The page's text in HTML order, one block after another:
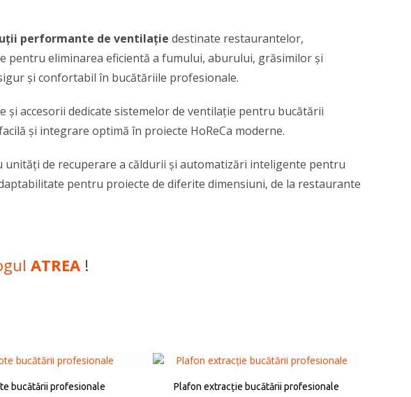
performante de ventilație destinate restaurantelor,
eliminarea eficientă a fumului, aburului, grăsimilor și
și confortabil în bucătăriile profesionale.
accesorii dedicate sistemelor de ventilație pentru bucătării
și integrare optimă în proiecte HoReCa moderne.
de recuperare a căldurii și automatizări inteligente pentru
pentru proiecte de diferite dimensiuni, de la restaurante
ATREA!
bucătării profesionale Plafon extracție bucătării profesionale